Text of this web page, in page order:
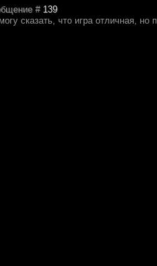
# 139
сказать, что игра отличная, но